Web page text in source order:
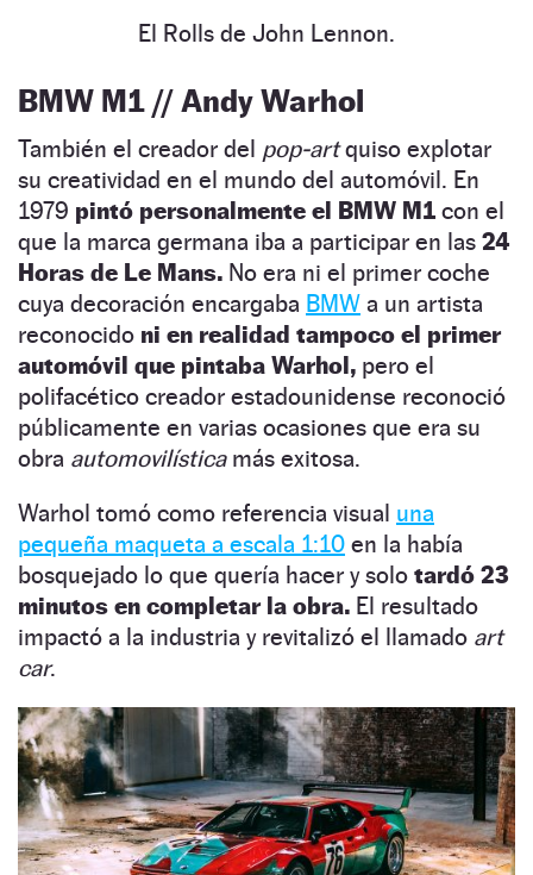
El Rolls de John Lennon.
BMW M1 // Andy Warhol
También el creador del pop-artquiso explotar
su creatividad en el mundo del automóvil. En
1979 pintó personalmente el BMW M1 con el
que la marca germana iba a participar en las 24
Horas de Le Mans. No era ni el primer coche
cuya decoración encargaba BMW a un artista
reconocido ni en realidad tampoco el primer
automóvil que pintaba Warhol, pero el
polifacético creador estadounidense reconoció
públicamente en varias ocasiones que era su
obra automovilísticamás exitosa.
Warhol tomó como referencia visual una
pequeña maqueta a escala 1:10 en la había
bosquejado lo que quería hacer y solo tardó 23
minutos en completar la obra. El resultado
impactó a la industria y revitalizó el llamado art
car.